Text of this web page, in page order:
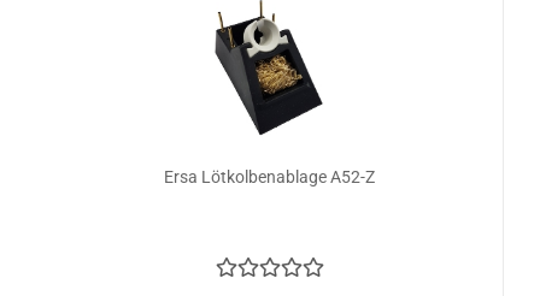
Ersa Lötkolbenablage A52-Z